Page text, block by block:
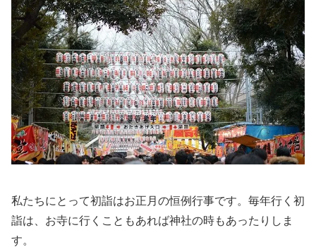
私たちにとって初詣はお正月の恒例行事です。毎年行く初
詣は、お寺に行くこともあれば神社の時もあったりしま
す。